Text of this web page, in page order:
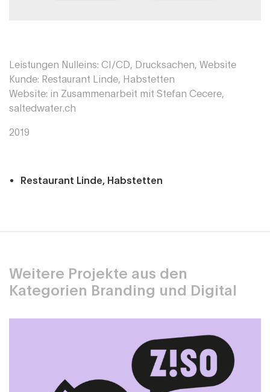
Leistungen Nulleins: CI/CD, Drucksachen, Website
Kunde: Restaurant Linde, Habstetten
Website: in Zusammenarbeit mit Stefan Cecere,
saltedwater.ch
2019
Restaurant Linde, Habstetten
Weitere Projekte aus den
Kategorien Branding und Digital